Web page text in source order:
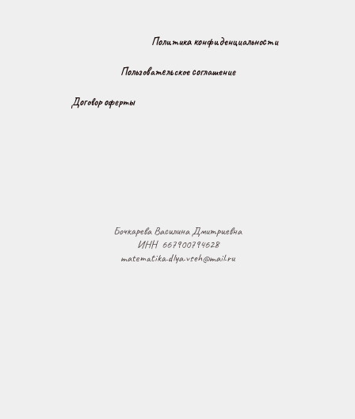
Политика конфиденциальности
Пользовательское соглашение
Договор оферты
Бочкарева Василина Дмитриевна
ИНН 667900794628
matematika.dlya.vseh@mail.ru